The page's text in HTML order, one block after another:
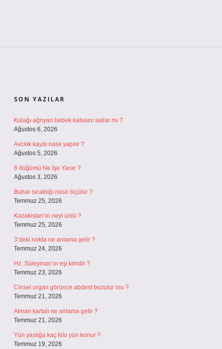
SON YAZILAR
Kulağı ağrıyan bebek kafasını sallar mı ?
Ağustos 6, 2026
Avcılık kaydı nasıl yapılır ?
Ağustos 5, 2026
8 düğümü Ne İşe Yarar ?
Ağustos 3, 2026
Buhar sıcaklığı nasıl ölçülür ?
Temmuz 25, 2026
Kazakistan’ın neyi ünlü ?
Temmuz 25, 2026
3’deki nokta ne anlama gelir ?
Temmuz 24, 2026
Hz. Süleyman’ın eşi kimdir ?
Temmuz 23, 2026
Cinsel organ görünce abdest bozulur mu ?
Temmuz 21, 2026
Alman kartalı ne anlama gelir ?
Temmuz 21, 2026
Yün yastığa kaç kilo yün konur ?
Temmuz 19, 2026